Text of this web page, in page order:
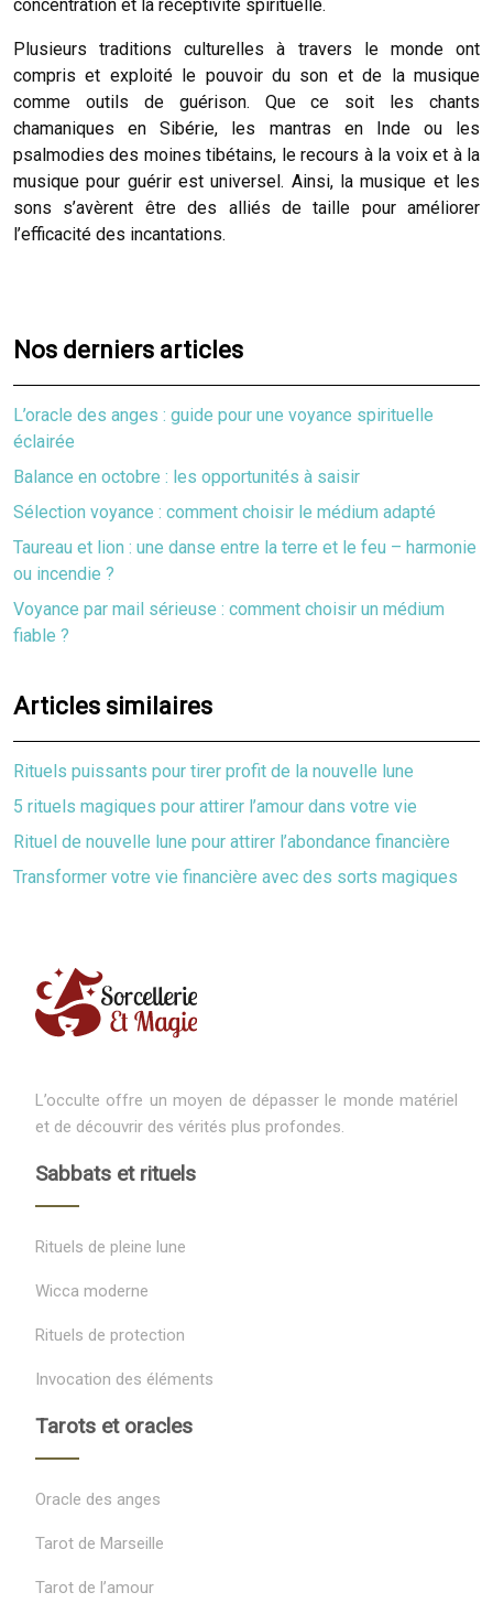
concentration et la réceptivité spirituelle.
Plusieurs traditions culturelles à travers le monde ont
compris et exploité le pouvoir du son et de la musique
comme outils de guérison. Que ce soit les chants
chamaniques en Sibérie, les mantras en Inde ou les
psalmodies des moines tibétains, le recours à la voix et à la
musique pour guérir est universel. Ainsi, la musique et les
sons s’avèrent être des alliés de taille pour améliorer
l’efficacité des incantations.
Nos derniers articles
L’oracle des anges : guide pour une voyance spirituelle
éclairée
Balance en octobre : les opportunités à saisir
Sélection voyance : comment choisir le médium adapté
Taureau et lion : une danse entre la terre et le feu – harmonie
ou incendie ?
Voyance par mail sérieuse : comment choisir un médium
fiable ?
Articles similaires
Rituels puissants pour tirer profit de la nouvelle lune
5 rituels magiques pour attirer l’amour dans votre vie
Rituel de nouvelle lune pour attirer l’abondance financière
Transformer votre vie financière avec des sorts magiques
L’occulte offre un moyen de dépasser le monde matériel
et de découvrir des vérités plus profondes.
Sabbats et rituels
Rituels de pleine lune
Wicca moderne
Rituels de protection
Invocation des éléments
Tarots et oracles
Oracle des anges
Tarot de Marseille
Tarot de l’amour